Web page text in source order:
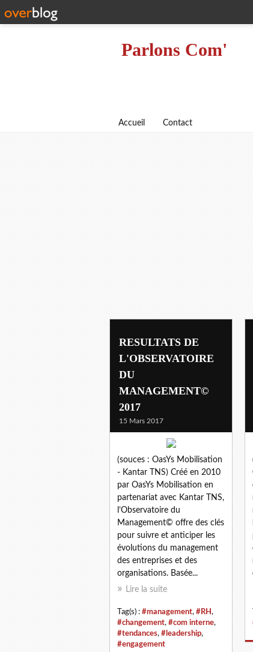
Parlons Com'
Accueil Contact
management
RESULTATS DE
L'OBSERVATOIRE
DU
MANAGEMENT©
2017
15 Mars 2017
(souces : OasYs Mobilisation
- Kantar TNS) Créé en 2010
par OasYs Mobilisation en
partenariat avec Kantar TNS,
l’Observatoire du
Management© offre des clés
pour suivre et anticiper les
évolutions du management
des entreprises et des
organisations. Basée...
Lire la suite
Tag(s) : #management, #RH,
#changement, #com interne,
#tendances, #leadership,
#engagement